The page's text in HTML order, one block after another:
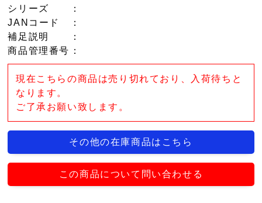
シリーズ
：
JANコード
：
補足説明
：
商品管理番号 ：
現在こちらの商品は売り切れており、入荷待ちと
なります。
ご了承お願い致します。
その他の在庫商品はこちら
この商品について問い合わせる